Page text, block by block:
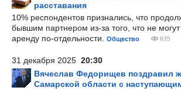
расставания
10% респондентов признались, что
бывшим партнером из-за того, что не
аренду по-отдельности.
Общество 835
31 декабря 2025 20:30
Вячеслав Федорищев поздравил
Самарской области с